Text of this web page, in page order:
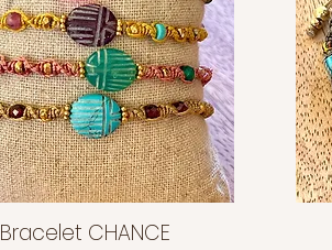
Aperçu rapide
Bracelet CHANCE